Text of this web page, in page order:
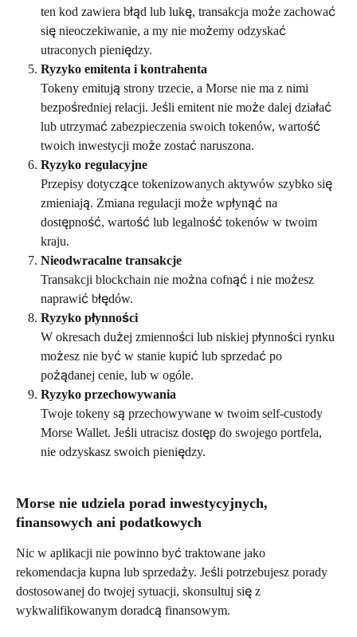
ten kod zawiera błąd lub lukę, transakcja może zachować
się nieoczekiwanie, a my nie możemy odzyskać
utraconych pieniędzy.
Ryzyko emitenta i kontrahenta
Tokeny emitują strony trzecie, a Morse nie ma z nimi
bezpośredniej relacji. Jeśli emitent nie może dalej działać
lub utrzymać zabezpieczenia swoich tokenów, wartość
twoich inwestycji może zostać naruszona.
Ryzyko regulacyjne
Przepisy dotyczące tokenizowanych aktywów szybko się
zmieniają. Zmiana regulacji może wpłynąć na
dostępność, wartość lub legalność tokenów w twoim
kraju.
Nieodwracalne transakcje
Transakcji blockchain nie można cofnąć i nie możesz
naprawić błędów.
Ryzyko płynności
W okresach dużej zmienności lub niskiej płynności rynku
możesz nie być w stanie kupić lub sprzedać po
pożądanej cenie, lub w ogóle.
Ryzyko przechowywania
Twoje tokeny są przechowywane w twoim self-custody
Morse Wallet. Jeśli utracisz dostęp do swojego portfela,
nie odzyskasz swoich pieniędzy.
Morse nie udziela porad inwestycyjnych,
finansowych ani podatkowych
Nic w aplikacji nie powinno być traktowane jako
rekomendacja kupna lub sprzedaży. Jeśli potrzebujesz porady
dostosowanej do twojej sytuacji, skonsultuj się z
wykwalifikowanym doradcą finansowym.